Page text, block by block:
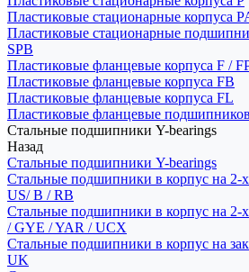
Пластиковые стационарные корпуса
Пластиковые стационарные
SPB
Пластиковые фланцевые корпуса F /
Пластиковые фланцевые корпуса FB
Пластиковые фланцевые корпуса FL
Пластиковые фланцевые
Стальные подшипники Y-bearings
Назад
Стальные подшипники Y-bearings
Стальные подшипники в корпус на 2-
US/ B / RB
Стальные подшипники в корпус на 2-
/ GYE / YAR / UCX
Стальные подшипники в корпус на
UK